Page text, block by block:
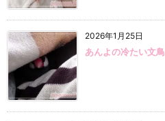
2026年1月25日
あんよの冷たい文鳥